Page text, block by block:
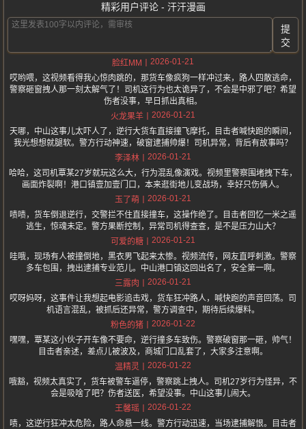
精彩用户评论 - 汗汗漫画
提
交
脸红MM
2026-01-21
哎哟喂，这视频看得我心惊肉跳的，那货车像疯狗一样冲过来，路人四散逃命，
警察砸窗拽人那一刻太解气了！司机这行为也太诡异了，不会是中邪了吧？希望
伤者没事，早日抓出真相。
火龙果羊
2026-01-21
天哪，中山这事儿太吓人了，逆行大货车直接撞飞摩托，目击者喊快跑的瞬间，
我光想想就腿软。警方行动神速，破窗逮捕帅爆！司机异常，背后有故事吗？
李泽林
2026-01-21
哈哈，这司机覃某27岁就玩这么大，行为混乱像演戏。视频里警察围堵拽下车，
画面炸裂啊！港口镇壹加壹门口，本来逛街地儿变战场，幸好只伤俩人。
玉了萌
2026-01-21
啧啧，货车倒退逆行，交警拦不住直接撞车，这操作绝了。目击者回忆一米之遥
逃生，惊魂未定。警方果断控制，异常司机得查查，是不是压力山大？
可爱的糖
2026-01-21
哇哦，现场有人被撞倒地，黑衣男飞起来太惨。视频流传，网友直呼刺激。警察
多车包围，拽出逮捕专业范儿。中山港口镇这回出名了，安全第一啊。
三露肉
2026-01-21
哎呀妈呀，这事件让我想起电影追击戏，货车狂冲路人，喊快跑的声音回荡。司
机语言混乱，被抓后还异常，警方调查中，期待后续爆料。
粉色的猪
2026-01-22
嘿嘿，覃某这小伙子开车像不要命，逆行撞多车致伤。警察破窗那一砸，帅气！
目击者亲述，差点儿被波及，商城门口乱套了，大家多注意啊。
温精灵
2026-01-22
哦豁，视频太真实了，货车被警车逼停，警察跳上拽人。司机27岁行为怪异，不
会是吸啥了吧？伤者送医，希望没事。中山这事儿闹大。
王馨瑶
2026-01-22
啧，这逆行狂冲太危险，路人命悬一线。警方行动迅速，当场逮捕解恨。目击者